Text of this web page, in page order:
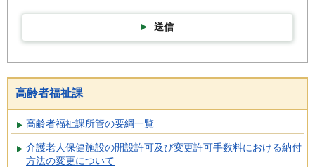
送信
高齢者福祉課
高齢者福祉課所管の要綱一覧
介護老人保健施設の開設許可及び変更許可手数料における納付
方法の変更について